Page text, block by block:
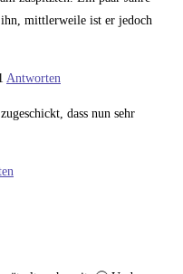
mittlerweile ist er jedoch
Antworten
dass nun sehr